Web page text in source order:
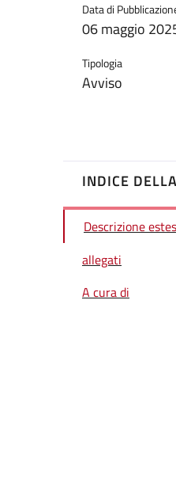
Data di
06 maggio
Tipologia
Avviso
INDICE
Descrizione
allegati
A cura di